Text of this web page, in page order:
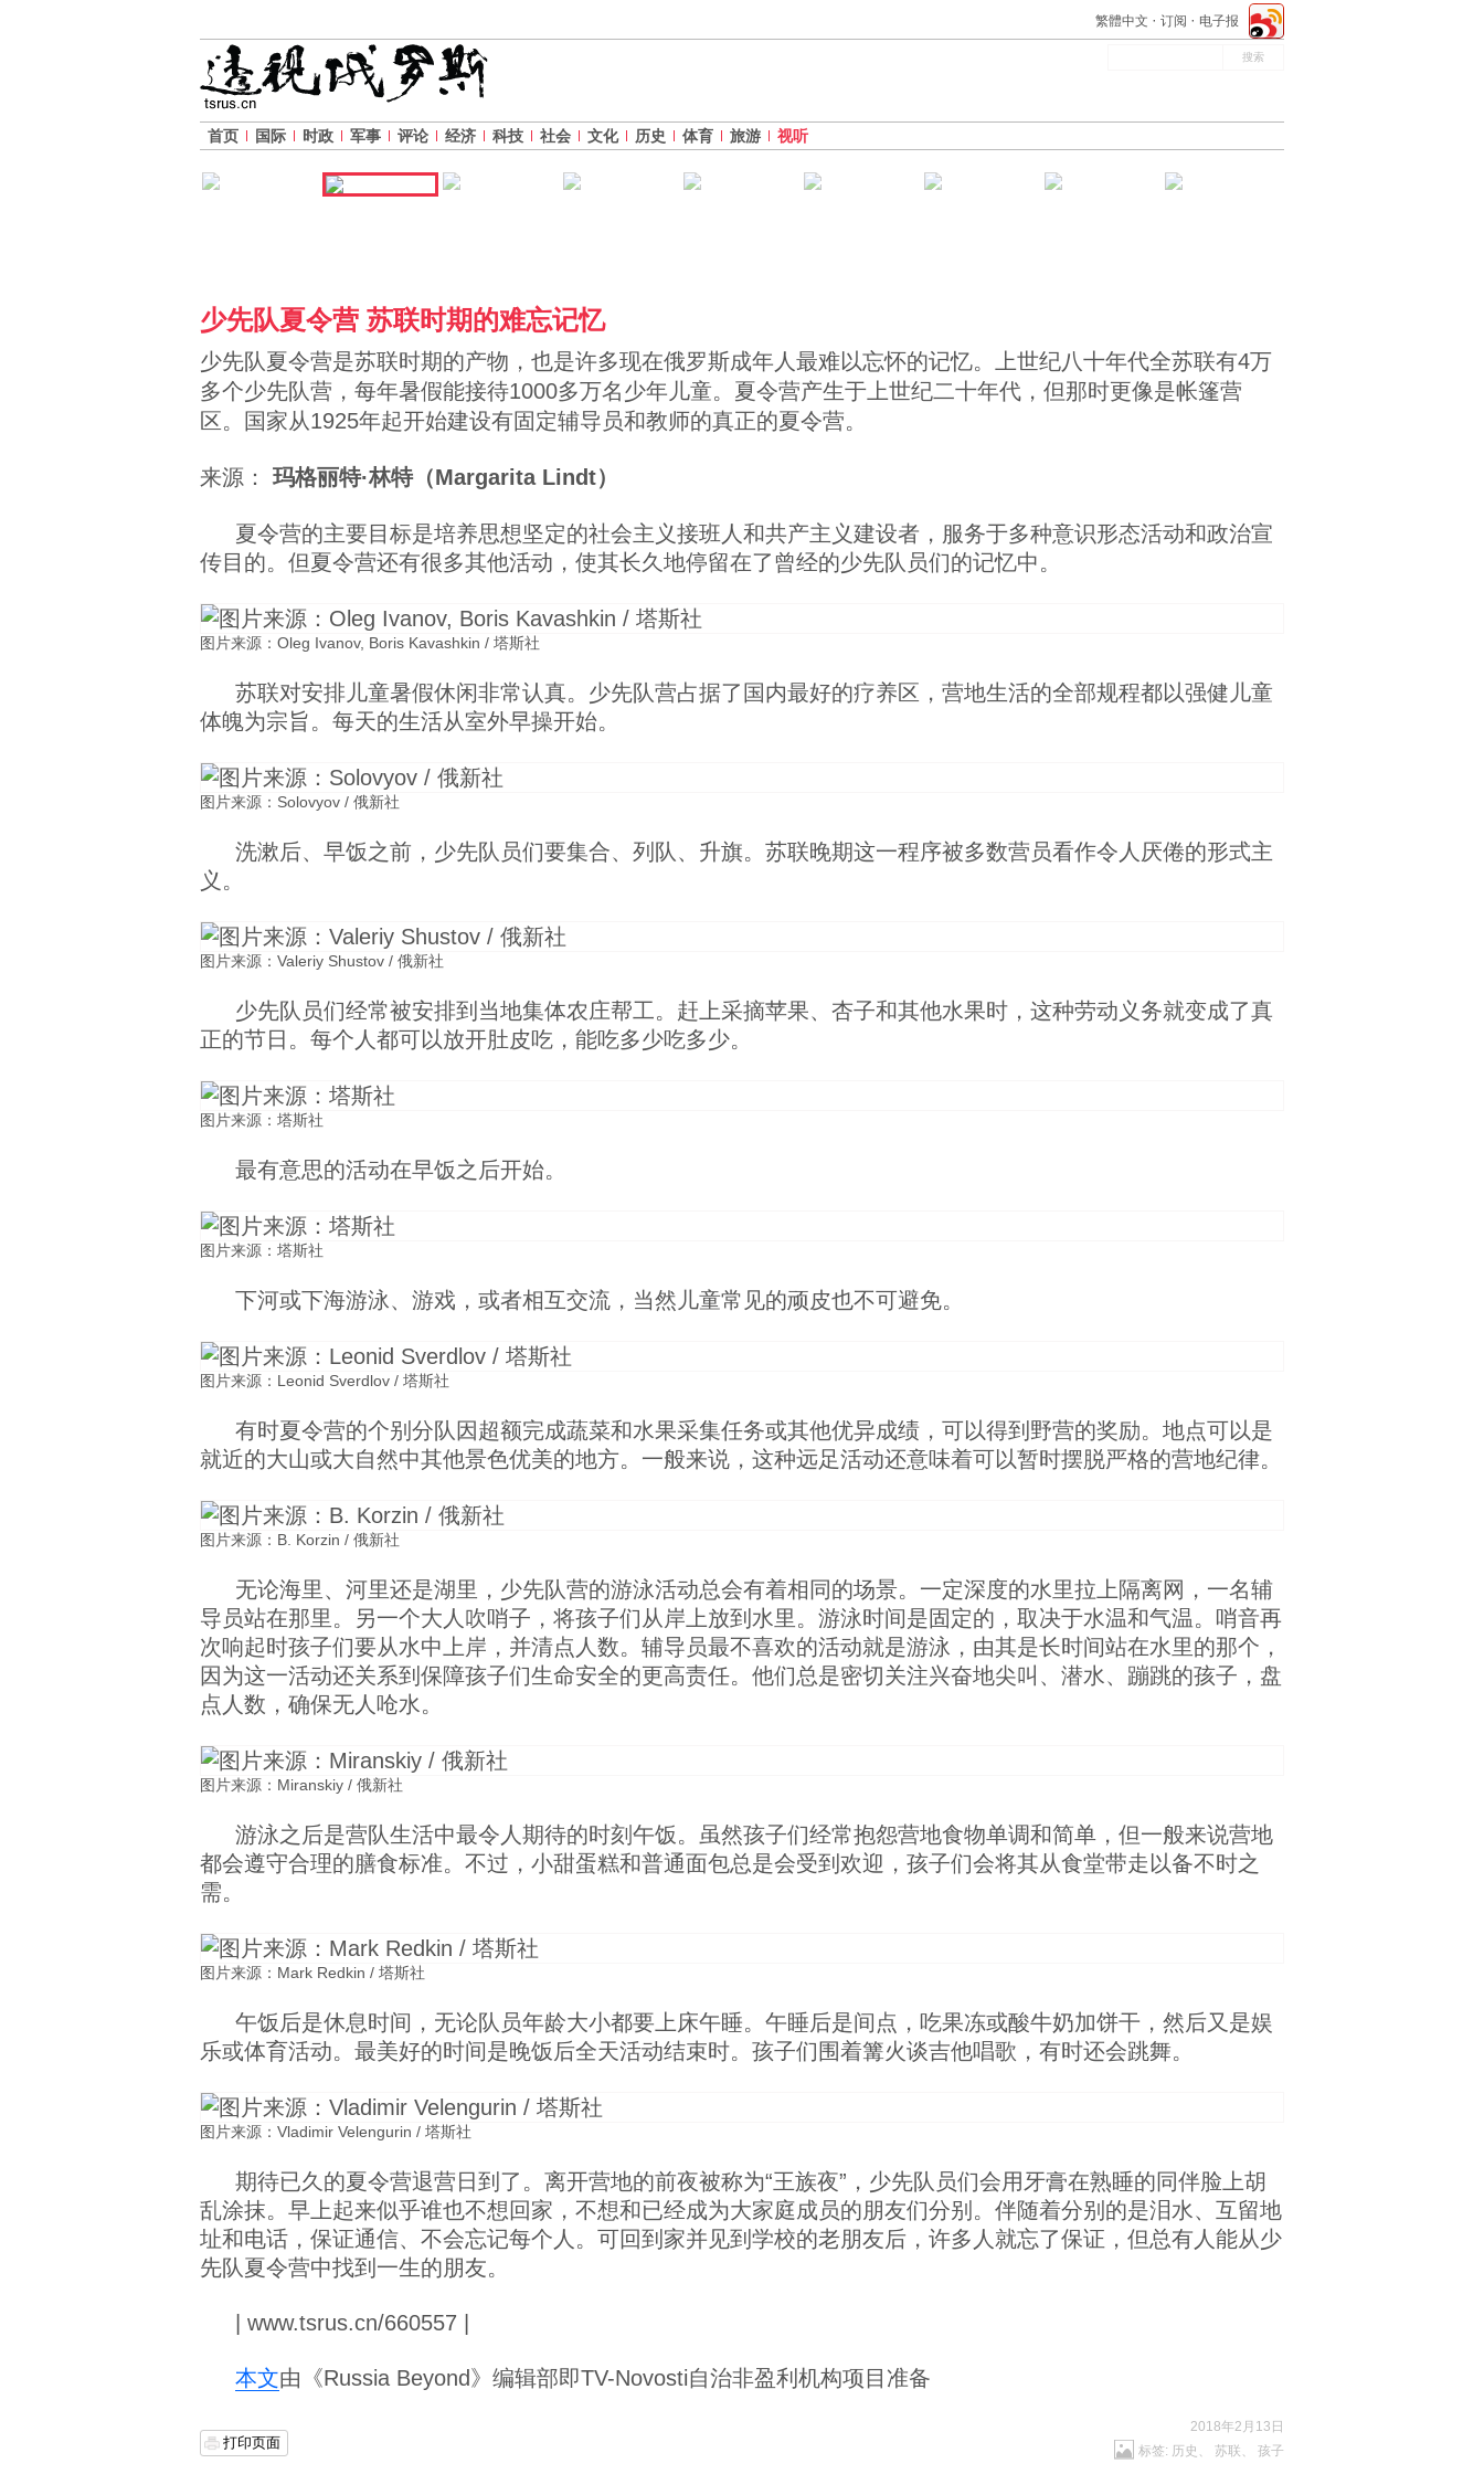
繁體中文 订阅 电子报
首页 国际 时政 军事 评论 经济 科技 社会 文化 历史 体育 旅游 视听
少先队夏令营 苏联时期的难忘记忆
少先队夏令营是苏联时期的产物，也是许多现在俄罗斯成年人最难以忘怀的记忆。上世纪八十年代全苏联有4万
多个少先队营，每年暑假能接待1000多万名少年儿童。夏令营产生于上世纪二十年代，但那时更像是帐篷营
区。国家从1925年起开始建设有固定辅导员和教师的真正的夏令营。
来源： 玛格丽特·林特（Margarita Lindt）
夏令营的主要目标是培养思想坚定的社会主义接班人和共产主义建设者，服务于多种意识形态活动和政治宣
传目的。但夏令营还有很多其他活动，使其长久地停留在了曾经的少先队员们的记忆中。
图片来源：Oleg Ivanov, Boris Kavashkin / 塔斯社
苏联对安排儿童暑假休闲非常认真。少先队营占据了国内最好的疗养区，营地生活的全部规程都以强健儿童
体魄为宗旨。每天的生活从室外早操开始。
图片来源：Solovyov / 俄新社
洗漱后、早饭之前，少先队员们要集合、列队、升旗。苏联晚期这一程序被多数营员看作令人厌倦的形式主
义。
图片来源：Valeriy Shustov / 俄新社
少先队员们经常被安排到当地集体农庄帮工。赶上采摘苹果、杏子和其他水果时，这种劳动义务就变成了真
正的节日。每个人都可以放开肚皮吃，能吃多少吃多少。
图片来源：塔斯社
最有意思的活动在早饭之后开始。
图片来源：塔斯社
下河或下海游泳、游戏，或者相互交流，当然儿童常见的顽皮也不可避免。
图片来源：Leonid Sverdlov / 塔斯社
有时夏令营的个别分队因超额完成蔬菜和水果采集任务或其他优异成绩，可以得到野营的奖励。地点可以是
就近的大山或大自然中其他景色优美的地方。一般来说，这种远足活动还意味着可以暂时摆脱严格的营地纪律。
图片来源：B. Korzin / 俄新社
无论海里、河里还是湖里，少先队营的游泳活动总会有着相同的场景。一定深度的水里拉上隔离网，一名辅
导员站在那里。另一个大人吹哨子，将孩子们从岸上放到水里。游泳时间是固定的，取决于水温和气温。哨音再
次响起时孩子们要从水中上岸，并清点人数。辅导员最不喜欢的活动就是游泳，由其是长时间站在水里的那个，
因为这一活动还关系到保障孩子们生命安全的更高责任。他们总是密切关注兴奋地尖叫、潜水、蹦跳的孩子，盘
点人数，确保无人呛水。
图片来源：Miranskiy / 俄新社
游泳之后是营队生活中最令人期待的时刻午饭。虽然孩子们经常抱怨营地食物单调和简单，但一般来说营地
都会遵守合理的膳食标准。不过，小甜蛋糕和普通面包总是会受到欢迎，孩子们会将其从食堂带走以备不时之
需。
图片来源：Mark Redkin / 塔斯社
午饭后是休息时间，无论队员年龄大小都要上床午睡。午睡后是间点，吃果冻或酸牛奶加饼干，然后又是娱
乐或体育活动。最美好的时间是晚饭后全天活动结束时。孩子们围着篝火谈吉他唱歌，有时还会跳舞。
图片来源：Vladimir Velengurin / 塔斯社
期待已久的夏令营退营日到了。离开营地的前夜被称为“王族夜”，少先队员们会用牙膏在熟睡的同伴脸上胡
乱涂抹。早上起来似乎谁也不想回家，不想和已经成为大家庭成员的朋友们分别。伴随着分别的是泪水、互留地
址和电话，保证通信、不会忘记每个人。可回到家并见到学校的老朋友后，许多人就忘了保证，但总有人能从少
先队夏令营中找到一生的朋友。
| www.tsrus.cn/660557 |
本文由《Russia Beyond》编辑部即TV-Novosti自治非盈利机构项目准备
打印页面
2018年2月13日
标签: 历史 、 苏联 、 孩子